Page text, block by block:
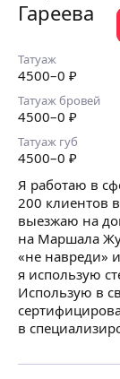
Татуаж
4500–0 ₽
Татуаж бровей
4500–0 ₽
Татуаж губ
4500–0 ₽
Я работаю в
200 клиентов
выезжаю на
на Маршала
«не навреди»
я использую
Использую в
в